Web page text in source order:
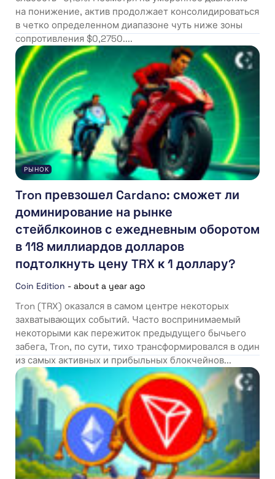
на понижение, актив продолжает консолидироваться
в четко определенном диапазоне чуть ниже зоны
сопротивления $0,2750....
РЫНОК
Tron превзошел Cardano: сможет ли
доминирование на рынке
стейблкоинов с ежедневным оборотом
в 118 миллиардов долларов
подтолкнуть цену TRX к 1 доллару?
Coin Edition - about a year ago
Tron (TRX) оказался в самом центре некоторых
захватывающих событий. Часто воспринимаемый
некоторыми как пережиток предыдущего бычьего
забега, Tron, по сути, тихо трансформировался в один
из самых активных и прибыльных блокчейнов...